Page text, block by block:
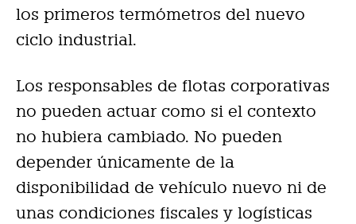
los primeros termómetros del nuevo
ciclo industrial.
Los responsables de flotas corporativas
no pueden actuar como si el contexto
no hubiera cambiado. No pueden
depender únicamente de la
disponibilidad de vehículo nuevo ni de
unas condiciones fiscales y logísticas